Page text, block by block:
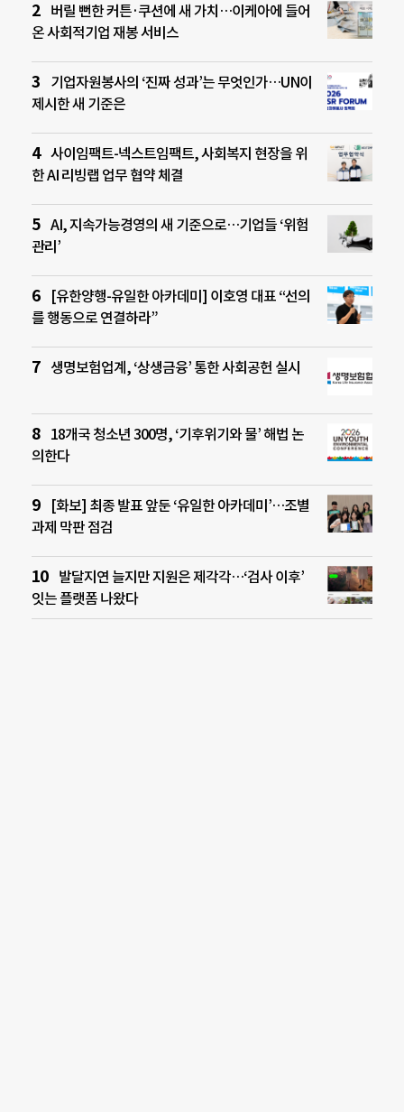
버릴 뻔한 커튼·쿠션에 새 가치…이케아에 들어
온 사회적기업 재봉 서비스
기업자원봉사의 ‘진짜 성과’는 무엇인가…UN이
제시한 새 기준은
사이임팩트-넥스트임팩트, 사회복지 현장을 위
한 AI 리빙랩 업무 협약 체결
AI, 지속가능경영의 새 기준으로…기업들 ‘위험
관리’
[유한양행-유일한 아카데미] 이호영 대표 “선의
를 행동으로 연결하라”
생명보험업계, ‘상생금융’ 통한 사회공헌 실시
18개국 청소년 300명, ‘기후위기와 물’ 해법 논
의한다
[화보] 최종 발표 앞둔 ‘유일한 아카데미’…조별
과제 막판 점검
발달지연 늘지만 지원은 제각각…‘검사 이후’
잇는 플랫폼 나왔다